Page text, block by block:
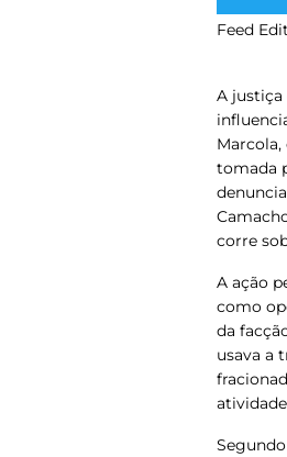
Feed
A justiça
tomada
corre
A ação
como
da
usava a